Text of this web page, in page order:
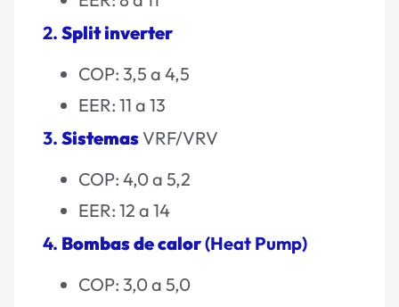
2. Split inverter
COP: 3,5 a 4,5
EER: 11 a 13
3. SistemasVRF/VRV
COP: 4,0 a 5,2
EER: 12 a 14
4. Bombas de calor(Heat Pump)
COP: 3,0 a 5,0